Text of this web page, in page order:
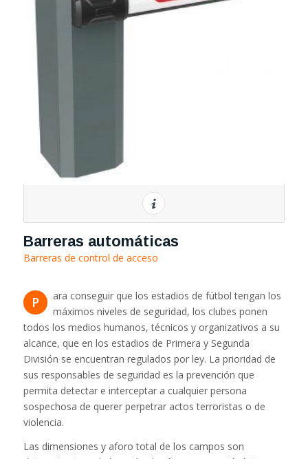
Barreras automáticas
Barreras de control de acceso
P
ara conseguir que los estadios de fútbol tengan los
máximos niveles de seguridad, los clubes ponen
todos los medios humanos, técnicos y organizativos a su
alcance, que en los estadios de Primera y Segunda
División se encuentran regulados por ley. La prioridad de
sus responsables de seguridad es la prevención que
permita detectar e interceptar a cualquier persona
sospechosa de querer perpetrar actos terroristas o de
violencia.
Las dimensiones y aforo total de los campos son